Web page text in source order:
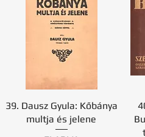
39. Dausz Gyula: Kőbánya
multja és jelene